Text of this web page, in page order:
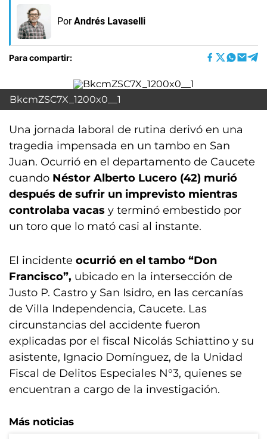
Por Andrés Lavaselli
Para compartir:
BkcmZSC7X_1200x0__1
Una jornada laboral de rutina derivó en una
tragedia impensada en un tambo en San
Juan. Ocurrió en el departamento de Caucete
cuando Néstor Alberto Lucero (42) murió
después de sufrir un imprevisto mientras
controlaba vacas y terminó embestido por
un toro que lo mató casi al instante.
El incidente ocurrió en el tambo “Don
Francisco”, ubicado en la intersección de
Justo P. Castro y San Isidro, en las cercanías
de Villa Independencia, Caucete. Las
circunstancias del accidente fueron
explicadas por el fiscal Nicolás Schiattino y su
asistente, Ignacio Domínguez, de la Unidad
Fiscal de Delitos Especiales N°3, quienes se
encuentran a cargo de la investigación.
Más noticias